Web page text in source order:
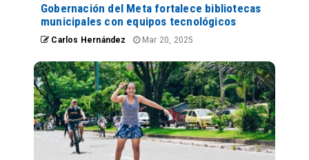
Gobernación del Meta fortalece bibliotecas
municipales con equipos tecnológicos
Carlos Hernández Mar 20, 2025